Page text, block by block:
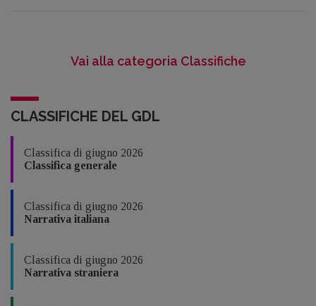
Vai alla categoria Classifiche
CLASSIFICHE DEL GDL
Classifica di giugno 2026
Classifica generale
Classifica di giugno 2026
Narrativa italiana
Classifica di giugno 2026
Narrativa straniera